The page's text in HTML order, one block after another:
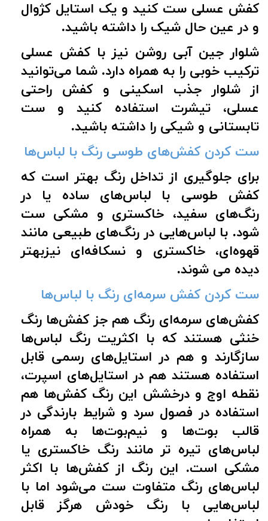
کفش عسلی ست کنید و یک استایل کژوال
و در عین حال شیک را داشته باشید.
شلوار جین آبی روشن نیز با کفش عسلی
ترکیب خوبی را به همراه دارد. شما می‌توانید
از شلوار جذب اسکینی و کفش راحتی
عسلی، تیشرت استفاده کنید و ست
تابستانی و شیکی را داشته باشید.
ست کردن کفش‌های طوسی رنگ با لباس‌ها
برای جلوگیری از تداخل رنگ بهتر است که
کفش طوسی با لباس‌های ساده یا در
رنگ‌های سفید، خاکستری و مشکی ست
شود. با لباس‌هایی در رنگ‌های طبیعی مانند
قهوه‌ای، خاکستری و نسکافه‌ای نیزبهتر
دیده می شوند.
ست کردن کفش سرمه‌ای رنگ با لباس‌ها
کفش‌های سرمه‌ای رنگ هم جز کفش‌ها رنگ
خنثی هستند که با اکثریت رنگ لباس‌ها
سازگارند و هم در استایل‌های رسمی قابل
استفاده هستند هم در استایل‌های اسپرت،
نقطه اوج و درخشش این رنگ کفش‌ها هم
استفاده در فصول سرد و شرایط بارندگی در
قالب بوت‌ها و نیم‌بوت‌ها به همراه
لباس‌های تیره تر مانند رنگ خاکستری یا
مشکی است. این رنگ از کفش‌ها با اکثر
لباس‌های رنگ متفاوت ست می‌شود اما با
لباس‌هایی با رنگ خودش هرگز قابل